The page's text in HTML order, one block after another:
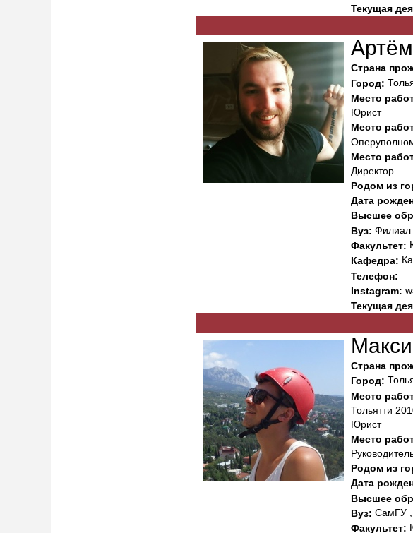
Текущая
Страна
Город:
Место
Юрист
Место
Место
Директор
Родом из
Дата
Высшее
Вуз: Филиал
Факультет:
Кафедра:
Телефон:
Instagram:
Текущая
Страна
Город:
Место
Тольятти
Юрист
Место
Родом из
Дата
Высшее
Вуз: СамГУ ,
Факультет: